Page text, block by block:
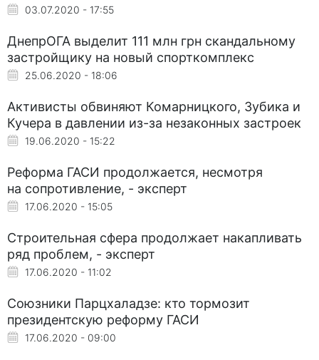
03.07.2020 - 17:55
ДнепрОГА выделит 111 млн грн скандальному
застройщику на новый спорткомплекс
25.06.2020 - 18:06
Активисты обвиняют Комарницкого, Зубика и
Кучера в давлении из-за незаконных застроек
19.06.2020 - 15:22
Реформа ГАСИ продолжается, несмотря
на сопротивление, - эксперт
17.06.2020 - 15:05
Строительная сфера продолжает накапливать
ряд проблем, - эксперт
17.06.2020 - 11:02
Союзники Парцхаладзе: кто тормозит
президентскую реформу ГАСИ
17.06.2020 - 09:00